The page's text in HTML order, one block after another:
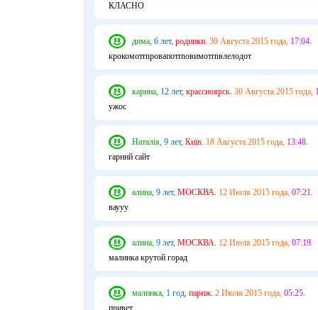
КЛАСНО
дима, 6 лет, родники. 30 Августа 2015 года, 17:04.
крокомотrnровапотrnовимотrnвлелодот
карина, 12 лет, крассноярск. 30 Августа 2015 года,
ужос
Наталія, 9 лет, Київ. 18 Августа 2015 года, 13:48.
гарний сайт
алина, 9 лет, МОСКВА. 12 Июля 2015 года, 07:21.
ваууу
алина, 9 лет, МОСКВА. 12 Июля 2015 года, 07:19.
малинка крутой горад
малинка, 1 год, париж. 2 Июля 2015 года, 05:25.
привет